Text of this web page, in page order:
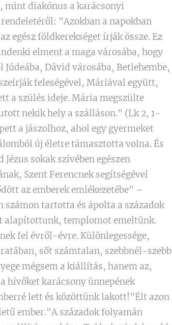
mint diakónus a karácsonyi
"Azokban a napokban
egész földkerekséget írják össze. Ez
elment a maga városába, hogy
Dávid városába, Betlehembe,
feleségével, Máriával együtt,
a szülés ideje. Mária megszülte
nekik hely a szálláson." (Lk 2, 1-
a jászolhoz, ahol egy gyermeket
új életre támasztotta volna. És
sokak szívében egészen
Szent Ferencnek segítségével
az emberek emlékezetébe" –
számon tartotta és ápolta a századok
alapítottunk, templomot emeltünk.
fel évről-évre. Különlegessége,
sőt számtalan, szebbnél-szebb
mégsem a kiállítás, hanem az,
hívőket karácsony ünnepének
lett és közöttünk lakott!"Élt azon
ember."A századok folyamán